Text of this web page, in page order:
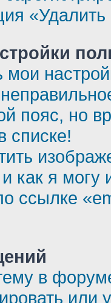
мои
пояс, но
списке!
как я могу
ссылке
в
или